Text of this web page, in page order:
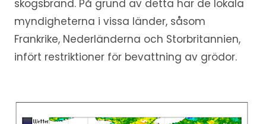
skogsbrand. På grund av detta har de lokala
myndigheterna i vissa länder, såsom
Frankrike, Nederländerna och Storbritannien,
infört restriktioner för bevattning av grödor.